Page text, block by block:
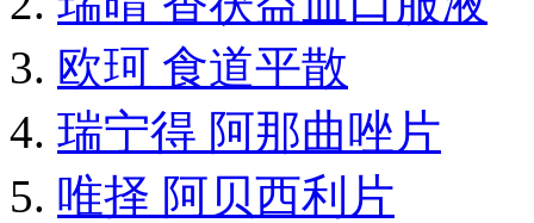
欧珂 食道平散
瑞宁得 阿那曲唑片
唯择 阿贝西利片